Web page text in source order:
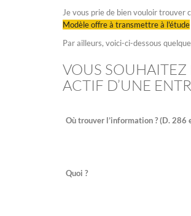
Je vous prie de bien vouloir trouver
Modèle offre à transmettre à l'étude
Par ailleurs, voici-ci-dessous
VOUS
ACTIF D’UNE
Où trouver l’information ? (D. 286
Quoi ?